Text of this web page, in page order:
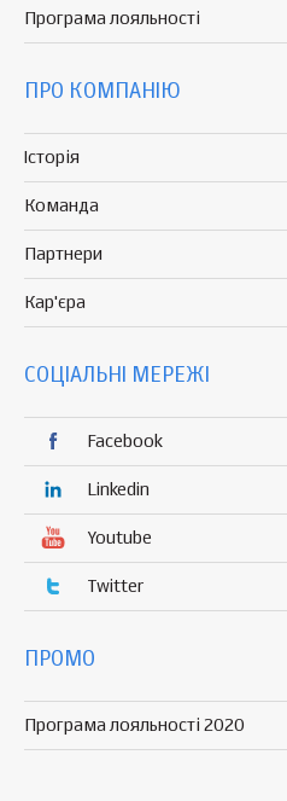
Програма лояльності
ПРО КОМПАНІЮ
Історія
Команда
Партнери
Кар'єра
СОЦІАЛЬНІ МЕРЕЖІ
Facebook
Linkedin
Youtube
Twitter
ПРОМО
Програма лояльності 2020